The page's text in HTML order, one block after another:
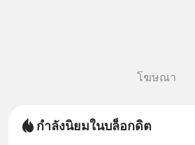
โฆษณา
กำลังนิยมในบล็อกดิต